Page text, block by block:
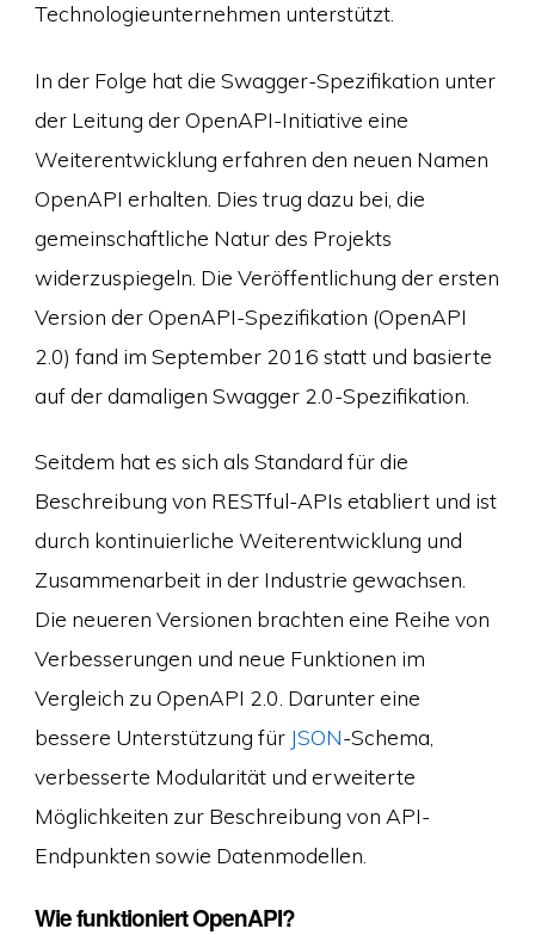
Technologieunternehmen unterstützt.
In der Folge hat die Swagger-Spezifikation unter
der Leitung der OpenAPI-Initiative eine
Weiterentwicklung erfahren den neuen Namen
OpenAPI erhalten. Dies trug dazu bei, die
gemeinschaftliche Natur des Projekts
widerzuspiegeln. Die Veröffentlichung der ersten
Version der OpenAPI-Spezifikation (OpenAPI
2.0) fand im September 2016 statt und basierte
auf der damaligen Swagger 2.0-Spezifikation.
Seitdem hat es sich als Standard für die
Beschreibung von RESTful-APIs etabliert und ist
durch kontinuierliche Weiterentwicklung und
Zusammenarbeit in der Industrie gewachsen.
Die neueren Versionen brachten eine Reihe von
Verbesserungen und neue Funktionen im
Vergleich zu OpenAPI 2.0. Darunter eine
bessere Unterstützung für JSON-Schema,
verbesserte Modularität und erweiterte
Möglichkeiten zur Beschreibung von API-
Endpunkten sowie Datenmodellen.
Wie funktioniert OpenAPI?